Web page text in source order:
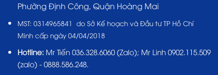
Phường Định Công, Quận Hoàng Mai
MST: 0314965841 do Sở Kế hoạch và Đầu tư TP Hồ Chí
Minh cấp ngày 04/04/2018
Hotline: Mr Tiến 036.328.6060(Zalo); Mr Linh 0902.115.509
(zalo) - 0888.586.248.